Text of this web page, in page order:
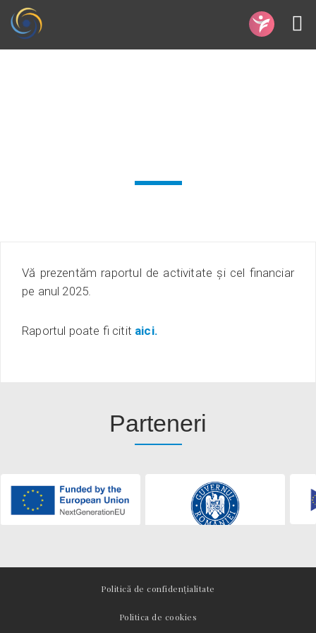
Vă prezentăm raportul de activitate și cel financiar
pe anul 2025.
Raportul poate fi citit aici.
Parteneri
Politică de confidențialitate
Politica de cookies